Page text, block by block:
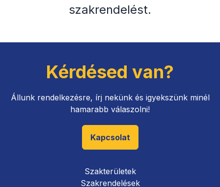
szakrendelést.
Kérdésed van?
Állunk rendelkezésre, írj nekünk és igyekszünk minél
hamarabb válaszolni!
Kapcsolat
Szakterületek
Szakrendelések